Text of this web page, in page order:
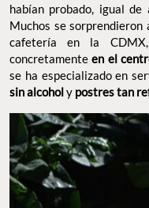
habían probado, igual
Muchos se
cafetería en la
concretamenteen el
se ha especializado en
sin alcoholy postres tan